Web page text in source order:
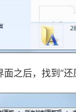
后，找到“还